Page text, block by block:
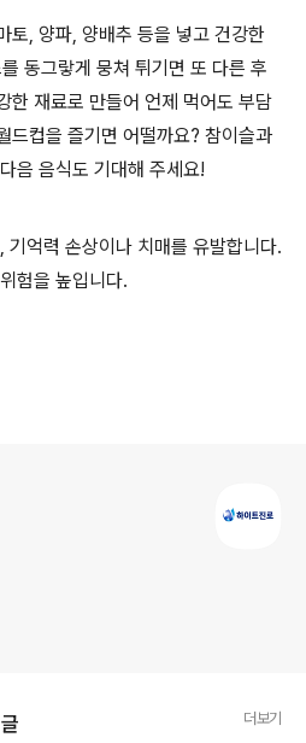
토, 양파, 양배추 등을 넣고 건강한
동그랗게 뭉쳐 튀기면 또 다른 후
한 재료로 만들어 언제 먹어도 부담
드컵을 즐기면 어떨까요? 참이슬과
다음 음식도 기대해 주세요!
, 기억력 손상이나 치매를 유발합니다.
험을 높입니다.
더보기